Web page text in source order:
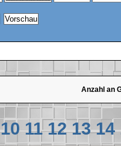
Anzahl an
10 11 12 13 14